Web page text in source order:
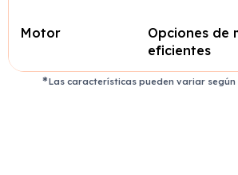
Motor
Opciones de
eficientes
Las características pueden variar